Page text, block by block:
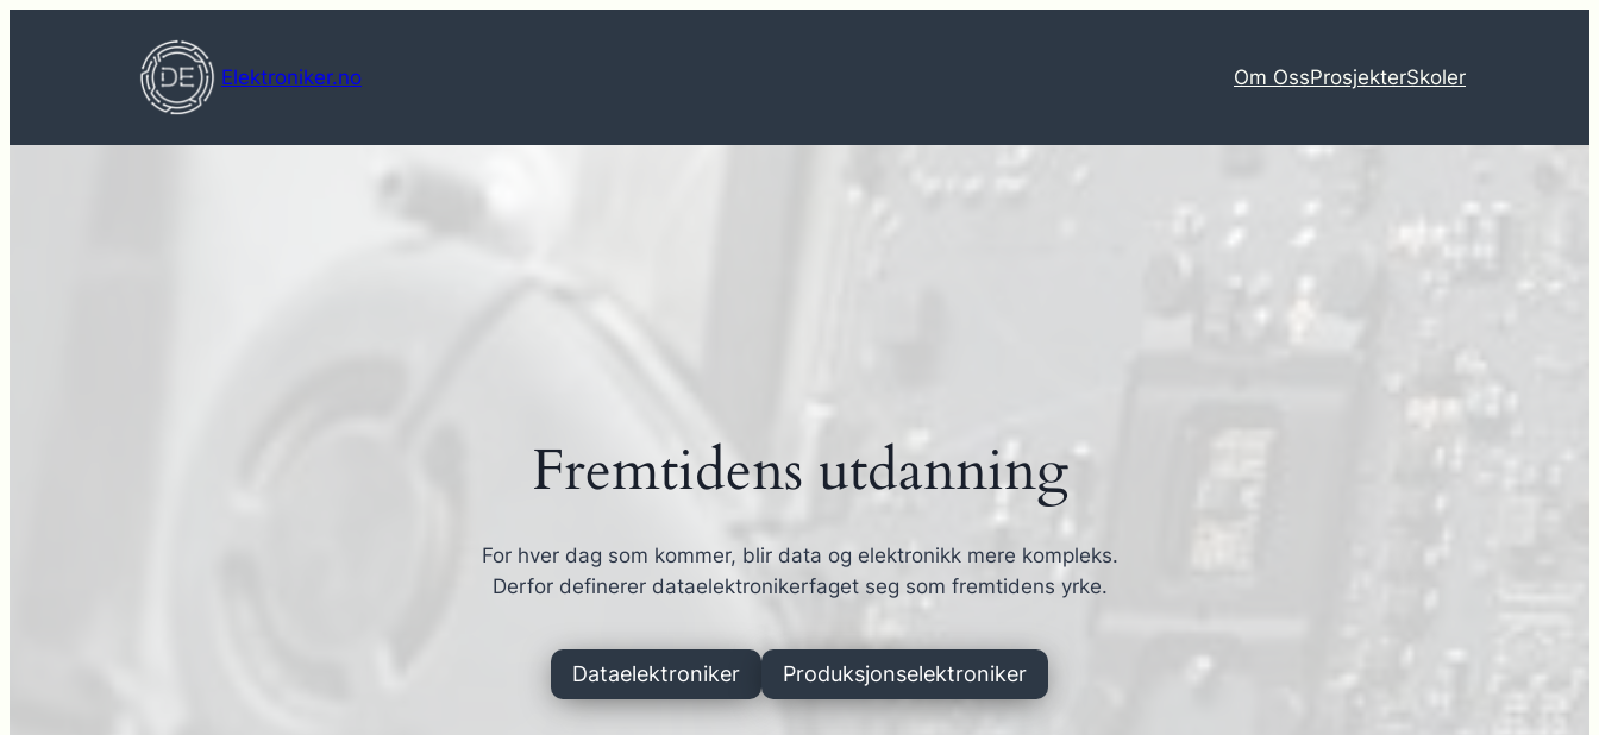
Elektroniker.no Om OssProsjekterSkoler
Fremtidens utdanning
For hver dag som kommer, blir data og elektronikk mere kompleks.
Derfor definerer dataelektronikerfaget seg som fremtidens yrke.
Dataelektroniker Produksjonselektroniker